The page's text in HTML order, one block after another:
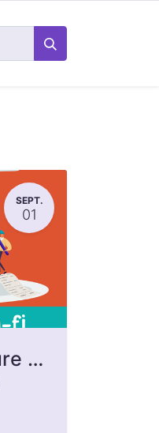
SEPT.
01
Pôle Admin-fi - Clôture de caisse